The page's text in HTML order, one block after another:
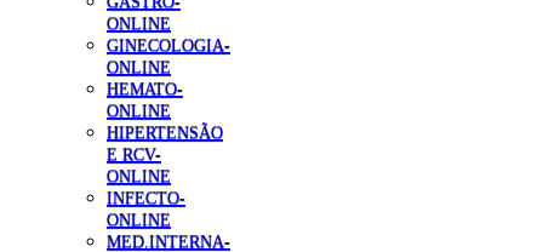
ONLINE
GINECOLOGIA-
ONLINE
HEMATO-
ONLINE
HIPERTENSÃO
E RCV-
ONLINE
INFECTO-
ONLINE
MED.INTERNA-